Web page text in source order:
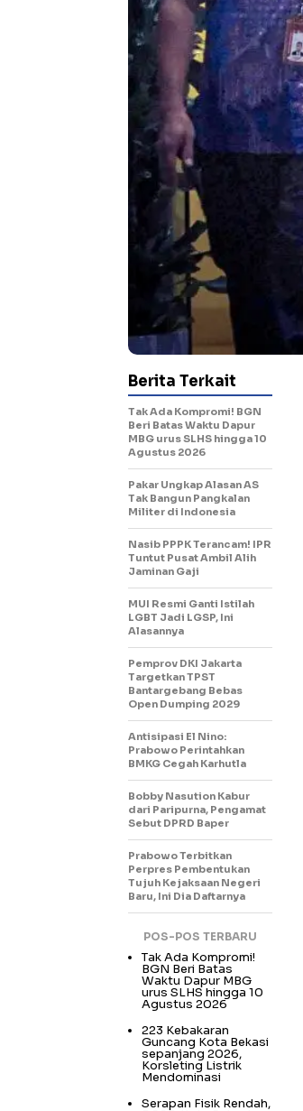
Berita Terkait
Tak Ada Kompromi! BGN
Beri Batas Waktu Dapur
MBG urus SLHS hingga 10
Agustus 2026
Pakar Ungkap Alasan AS
Tak Bangun Pangkalan
Militer di Indonesia
Nasib PPPK Terancam! IPR
Tuntut Pusat Ambil Alih
Jaminan Gaji
MUI Resmi Ganti Istilah
LGBT Jadi LGSP, Ini
Alasannya
Pemprov DKI Jakarta
Targetkan TPST
Bantargebang Bebas
Open Dumping 2029
Antisipasi El Nino:
Prabowo Perintahkan
BMKG Cegah Karhutla
Bobby Nasution Kabur
dari Paripurna, Pengamat
Sebut DPRD Baper
Prabowo Terbitkan
Perpres Pembentukan
Tujuh Kejaksaan Negeri
Baru, Ini Dia Daftarnya
POS-POS TERBARU
Tak Ada Kompromi!
BGN Beri Batas
Waktu Dapur MBG
urus SLHS hingga 10
Agustus 2026
223 Kebakaran
Guncang Kota Bekasi
sepanjang 2026,
Korsleting Listrik
Mendominasi
Serapan Fisik Rendah,